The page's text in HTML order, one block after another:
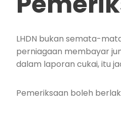
LHDN bukan semata-
perniagaan membayar
dalam laporan cukai, itu
Pemeriksaan boleh